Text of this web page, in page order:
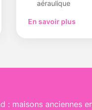
aéraulique
En savoir plus
maisons anciennes